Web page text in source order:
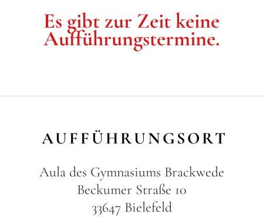
Es gibt zur Zeit keine
Aufführungstermine.
AUFFÜHRUNGSORT
Aula des Gymnasiums Brackwede
Beckumer Straße 10
33647 Bielefeld